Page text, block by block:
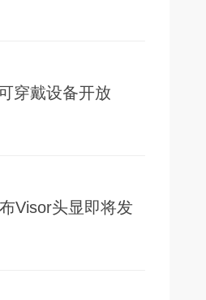
穿戴设备开放
Visor头显即将发